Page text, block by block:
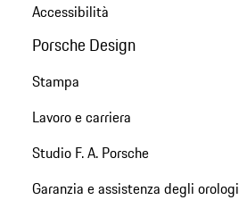
Accessibilità
Porsche Design
Stampa
Lavoro e carriera
Studio F. A. Porsche
Garanzia e assistenza degli orologi